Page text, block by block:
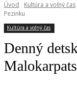
Úvod Kultúra a voľný čas
Pezinku
Kultúra a voľný čas
Denný